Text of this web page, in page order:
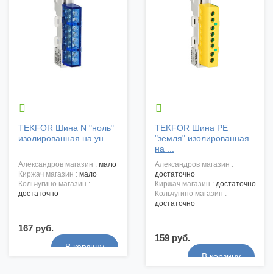

TEKFOR Шина N "ноль"
изолированная на ун...
александров магазин : мало
киржач магазин : мало
кольчугино магазин :
достаточно
167 руб.

TEKFOR Шина PE
"земля" изолированная
на ...
александров магазин :
достаточно
киржач магазин : достаточно
кольчугино магазин :
достаточно
159 руб.